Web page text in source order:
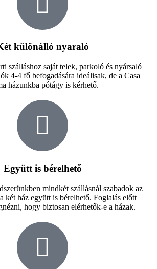
különálló nyaraló
szálláshoz saját telek, parkoló és nyársaló
4-4 fő befogadására ideálisak, de a Casa
házunkba pótágy is kérhető.
Együtt is bérelhető
mindkét szállásnál szabadok az
két ház együtt is bérelhető. Foglalás előtt
hogy biztosan elérhetők-e a házak.